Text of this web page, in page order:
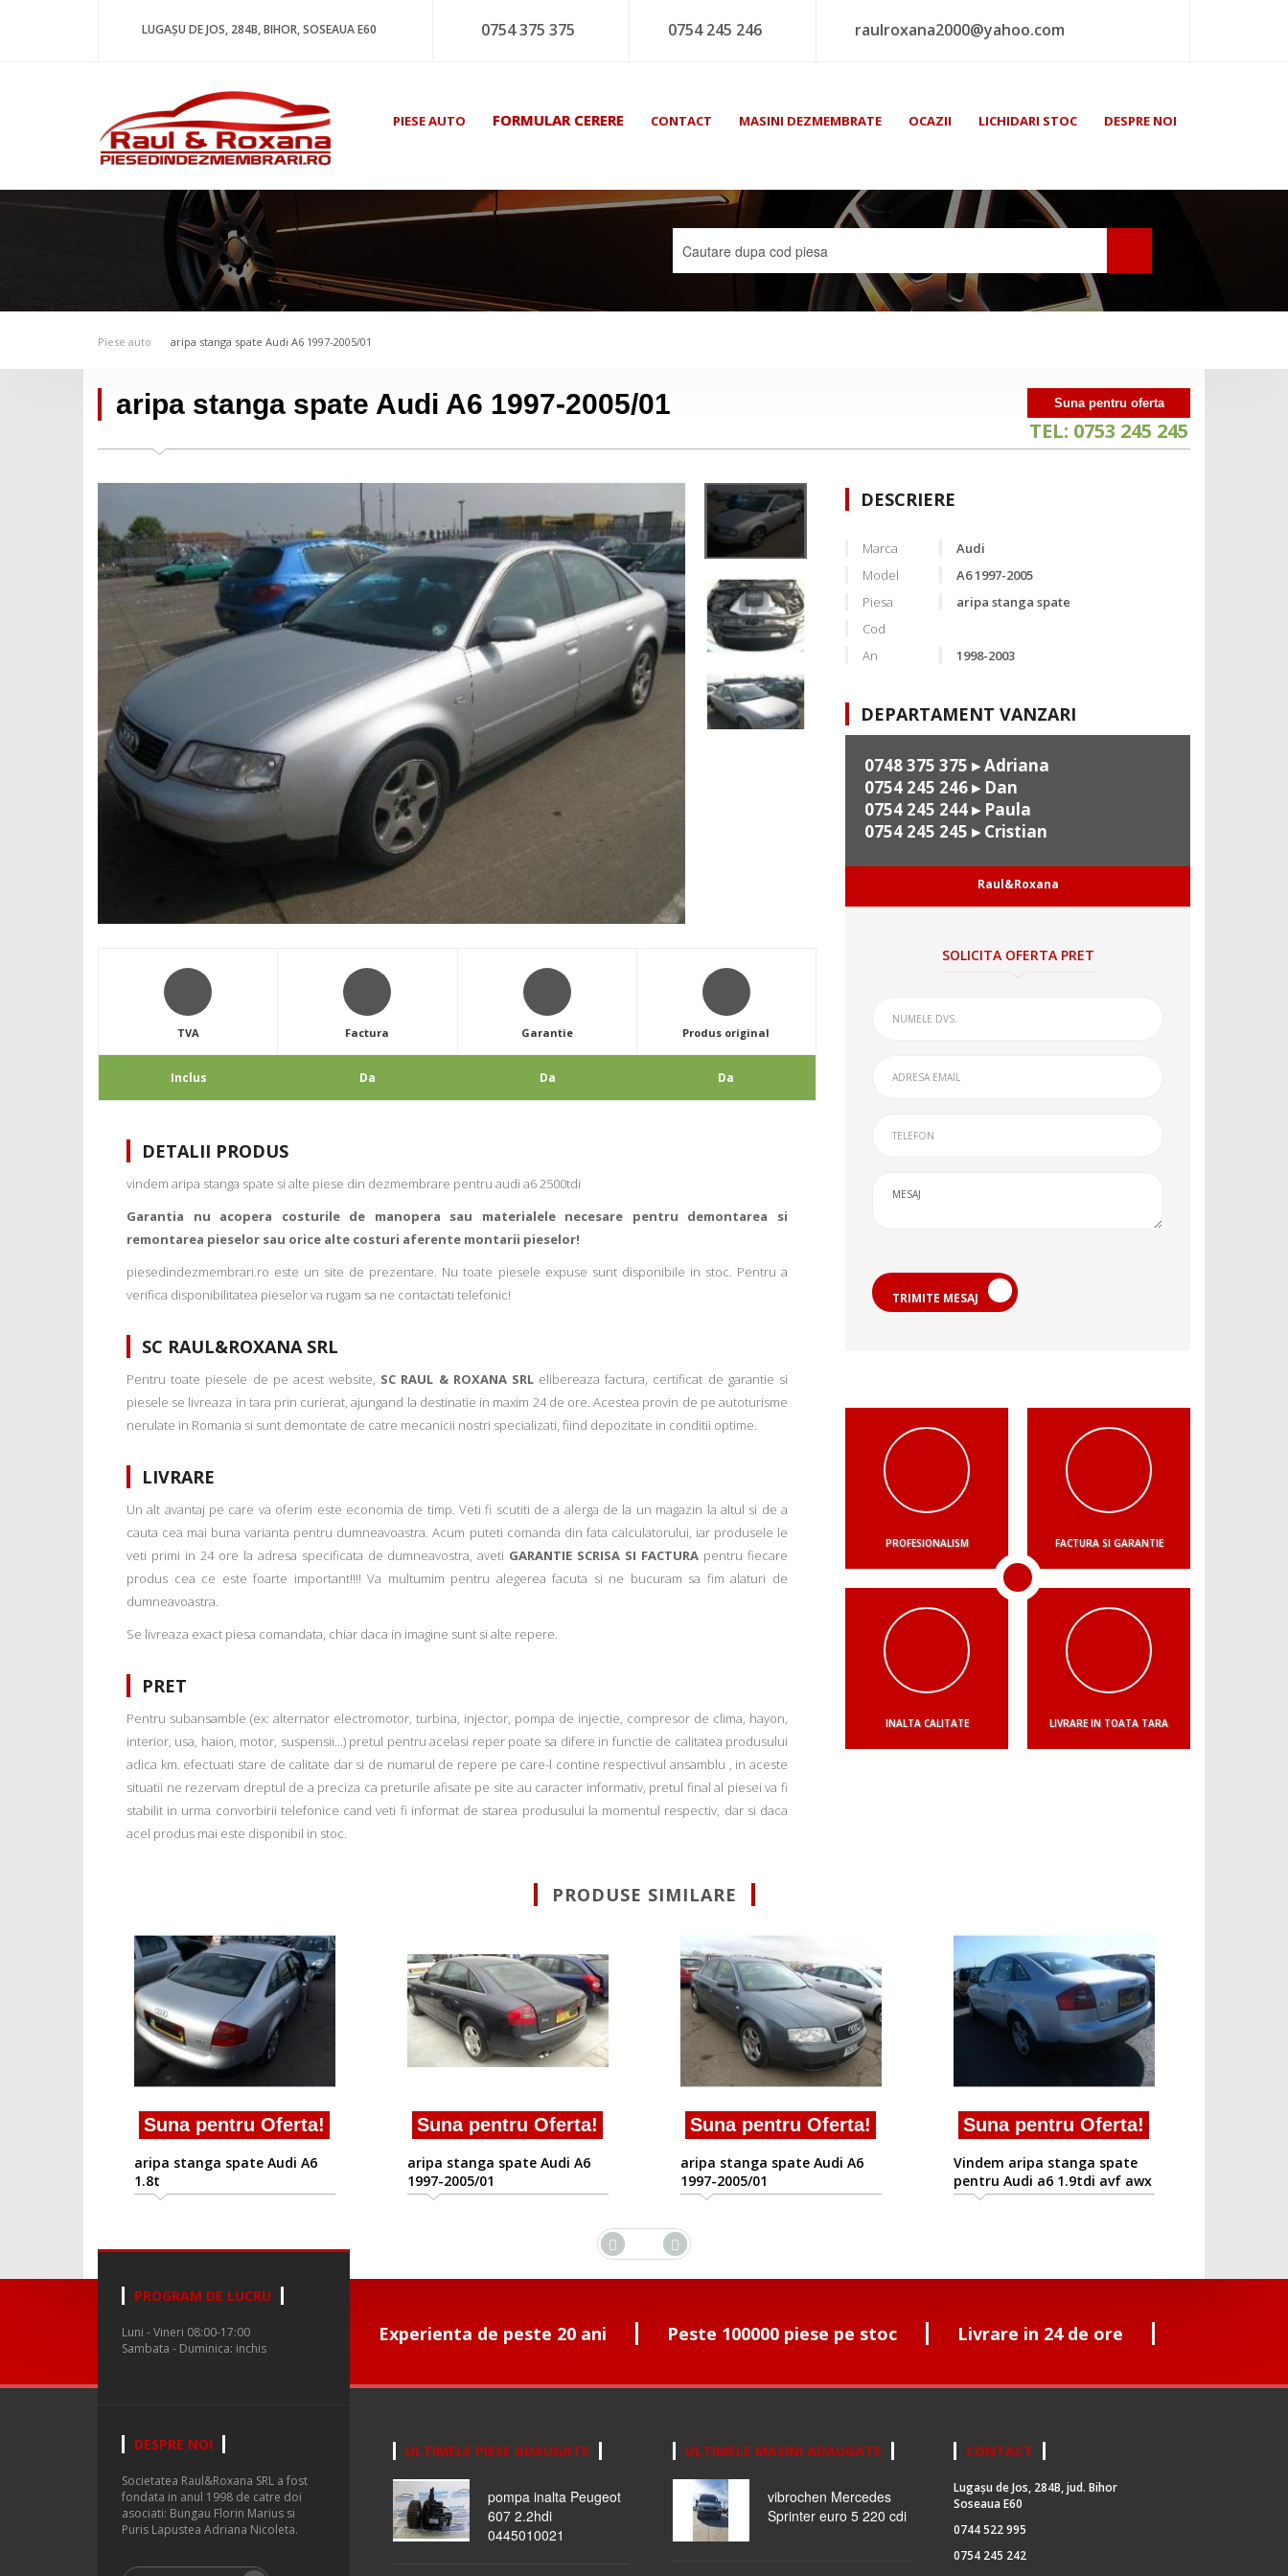
LUGAȘU DE JOS, 284B, BIHOR, SOSEAUA E60 0754 375 375 0754 245 246 raulroxana2000@yahoo.com
PIESE AUTO FORMULAR CERERE CONTACT MASINI DEZMEMBRATE OCAZII LICHIDARI STOC DESPRE NOI
Piese auto aripa stanga spate Audi A6 1997-2005/01
aripa stanga spate Audi A6 1997-2005/01 Suna pentru oferta
TEL: 0753 245 245
TVA
Inclus
Factura
Da
Garantie
Da
Produs original
Da
DETALII PRODUS
vindem aripa stanga spate si alte piese din dezmembrare pentru audi a6 2500tdi
Garantia nu acopera costurile de manopera sau materialele necesare pentru demontarea si
remontarea pieselor sau orice alte costuri aferente montarii pieselor!
piesedindezmembrari.ro este un site de prezentare. Nu toate piesele expuse sunt disponibile in stoc. Pentru a
verifica disponibilitatea pieselor va rugam sa ne contactati telefonic!
SC RAUL&ROXANA SRL
Pentru toate piesele de pe acest website, SC RAUL & ROXANA SRLelibereaza factura, certificat de garantie si
piesele se livreaza in tara prin curierat, ajungand la destinatie in maxim 24 de ore. Acestea provin de pe autoturisme
nerulate in Romania si sunt demontate de catre mecanicii nostri specializati, fiind depozitate in conditii optime.
LIVRARE
Un alt avantaj pe care va oferim este economia de timp. Veti fi scutiti de a alerga de la un magazin la altul si de a
cauta cea mai buna varianta pentru dumneavoastra. Acum puteti comanda din fata calculatorului, iar produsele le
veti primi in 24 ore la adresa specificata de dumneavostra, aveti GARANTIE SCRISA SI FACTURA pentru fiecare
produs cea ce este foarte important!!!! Va multumim pentru alegerea facuta si ne bucuram sa fim alaturi de
dumneavoastra.
Se livreaza exact piesa comandata, chiar daca in imagine sunt si alte repere.
PRET
Pentru subansamble (ex: alternator electromotor, turbina, injector, pompa de injectie, compresor de clima, hayon,
interior, usa, haion, motor, suspensii...) pretul pentru acelasi reper poate sa difere in functie de calitatea produsului
adica km. efectuati stare de calitate dar si de numarul de repere pe care-l contine respectivul ansamblu , in aceste
situatii ne rezervam dreptul de a preciza ca preturile afisate pe site au caracter informativ, pretul final al piesei va fi
stabilit in urma convorbirii telefonice cand veti fi informat de starea produsului la momentul respectiv, dar si daca
acel produs mai este disponibil in stoc.
DESCRIERE
Marca
Audi
Model
A6 1997-2005
Piesa
aripa stanga spate
Cod
An
1998-2003
DEPARTAMENT VANZARI
0748 375 375 ▸ Adriana
0754 245 246▸ Dan
0754 245 244▸ Paula
0754 245 245 ▸ Cristian
Raul&Roxana
SOLICITA OFERTA PRET
TRIMITE MESAJ
PROFESIONALISM FACTURA SI GARANTIE
INALTA CALITATE LIVRARE IN TOATA TARA
PRODUSE SIMILARE
Suna pentru Oferta!
aripa stanga spate Audi A6
1.8t
Suna pentru Oferta!
aripa stanga spate Audi A6
1997-2005/01
Suna pentru Oferta!
aripa stanga spate Audi A6
1997-2005/01
Suna pentru Oferta!
Vindem aripa stanga spate
pentru Audi a6 1.9tdi avf awx
Experienta de peste 20 ani Peste 100000 piese pe stoc Livrare in 24 de ore
PROGRAM DE LUCRU
Luni - Vineri 08:00-17:00
Sambata - Duminica: inchis
DESPRE NOI
Societatea Raul&Roxana SRL a fost
fondata in anul 1998 de catre doi
asociati: Bungau Florin Marius si
Puris Lapustea Adriana Nicoleta.
ULTIMELE PIESE ADAUGATE
pompa inalta Peugeot
607 2.2hdi
0445010021
ULTIMELE MASINI ADAUGATE
vibrochen Mercedes
Sprinter euro 5 220 cdi
CONTACT
Lugașu de Jos, 284B, jud. Bihor
Soseaua E60
0744 522 995
0754 245 242